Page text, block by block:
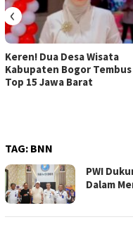
Keren! Dua Desa Wisata
Kabupaten Bogor Tembus
Top 15 Jawa Barat
‹
TAG: BNN
PWI
Dalam